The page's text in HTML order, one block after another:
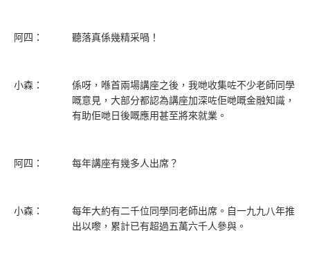
阿四： 聽落真係幾精采喎！
小森：
係呀，喺首兩場講座之後，我哋收集咗不少老師同學
嘅意見，大部分都認為講座加深咗佢哋嘅金融知識，
有助佢哋日後嘅應用甚至將來就業。
阿四： 每年講座有幾多人出席？
小森：
每年大約有二千位同學同老師出席。自一九九八年推
出以嚟，累計已有超過五萬六千人參與。